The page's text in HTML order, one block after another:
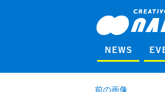
前の画像